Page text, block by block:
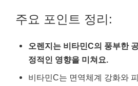
주요 포인트 정리:
오렌지는 비타민C의 풍부한
정적인 영향을 미쳐요.
비타민C는 면역체계 강화와